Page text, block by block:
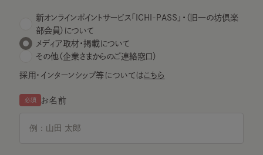
新オンラインポイントサービス「ICHI-PASS」・（旧一の坊倶楽
部会員）について
メディア取材・掲載について
その他（企業さまからのご連絡窓口）
採用・インターンシップ等についてはこちら
お名前
必須